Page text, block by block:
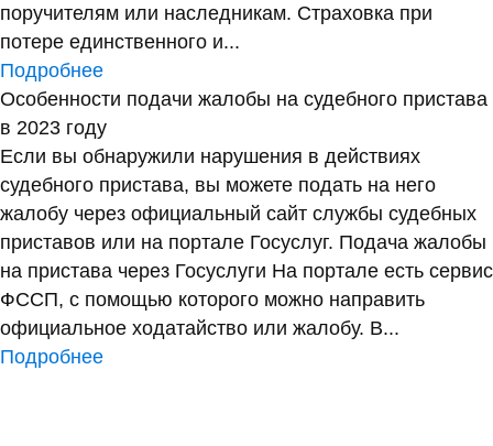
поручителям или наследникам. Страховка при
потере единственного и...
Подробнее
Особенности подачи жалобы на судебного пристава
в 2023 году
Если вы обнаружили нарушения в действиях
судебного пристава, вы можете подать на него
жалобу через официальный сайт службы судебных
приставов или на портале Госуслуг. Подача жалобы
на пристава через Госуслуги На портале есть сервис
ФССП, с помощью которого можно направить
официальное ходатайство или жалобу. В...
Подробнее